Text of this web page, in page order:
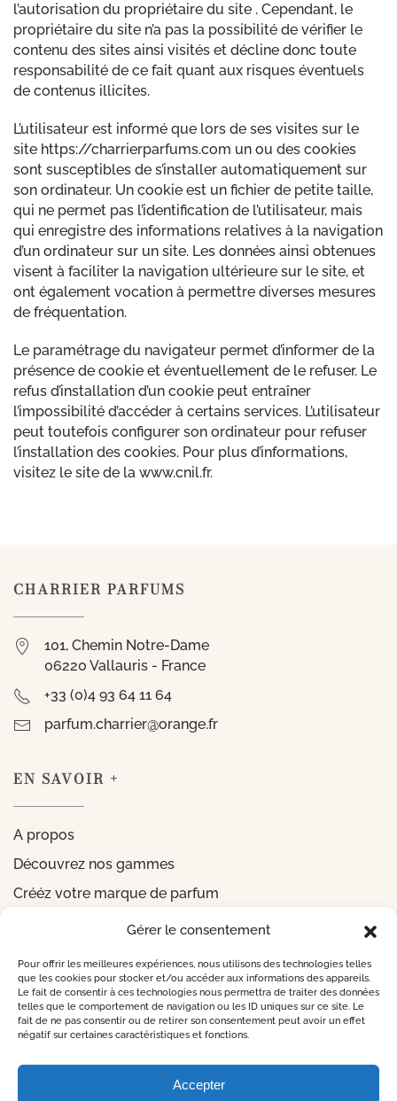
Gérer le consentement
Pour offrir les meilleures expériences, nous utilisons des technologies telles
que les cookies pour stocker et/ou accéder aux informations des appareils.
Le fait de consentir à ces technologies nous permettra de traiter des données
telles que le comportement de navigation ou les ID uniques sur ce site. Le
fait de ne pas consentir ou de retirer son consentement peut avoir un effet
négatif sur certaines caractéristiques et fonctions.
Accepter
l’autorisation du propriétaire du site . Cependant, le
propriétaire du site n’a pas la possibilité de vérifier le
contenu des sites ainsi visités et décline donc toute
responsabilité de ce fait quant aux risques éventuels
de contenus illicites.
L’utilisateur est informé que lors de ses visites sur le
site https://charrierparfums.com un ou des cookies
sont susceptibles de s’installer automatiquement sur
son ordinateur. Un cookie est un fichier de petite taille,
qui ne permet pas l’identification de l’utilisateur, mais
qui enregistre des informations relatives à la navigation
d’un ordinateur sur un site. Les données ainsi obtenues
visent à faciliter la navigation ultérieure sur le site, et
ont également vocation à permettre diverses mesures
de fréquentation.
Le paramétrage du navigateur permet d’informer de la
présence de cookie et éventuellement de le refuser. Le
refus d’installation d’un cookie peut entraîner
l’impossibilité d’accéder à certains services. L’utilisateur
peut toutefois configurer son ordinateur pour refuser
l’installation des cookies. Pour plus d’informations,
visitez le site de la www.cnil.fr.
CHARRIER PARFUMS
101, Chemin Notre-Dame
06220 Vallauris - France
+33 (0)4 93 64 11 64
parfum.charrier@orange.fr
EN SAVOIR +
A propos
Découvrez nos gammes
Crééz votre marque de parfum
Mentions légales
Politique de confidentialité